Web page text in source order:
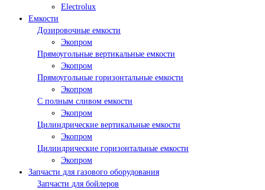
Electrolux
Емкости
Дозировочные емкости
Экопром
Прямоугольные вертикальные емкости
Экопром
Прямоугольные горизонтальные емкости
Экопром
С полным сливом емкости
Экопром
Цилиндрические вертикальные емкости
Экопром
Цилиндрические горизонтальные емкости
Экопром
Запчасти для газового оборудования
Запчасти для бойлеров